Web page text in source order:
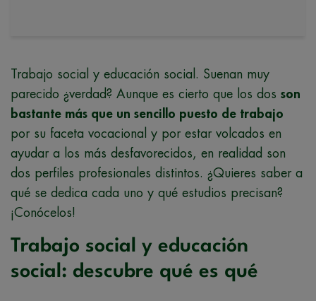
Trabajo social y educación social. Suenan muy
parecido ¿verdad? Aunque es cierto que los dos son
bastante más que un sencillo puesto de trabajo
por su faceta vocacional y por estar volcados en
ayudar a los más desfavorecidos, en realidad son
dos perfiles profesionales distintos. ¿Quieres saber a
qué se dedica cada uno y qué estudios precisan?
¡Conócelos!
Trabajo social y educación
social: descubre qué es qué